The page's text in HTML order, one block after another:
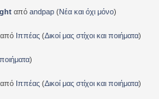
από andpap(Νέα και όχι μόνο)
από Ιππέας(Δικοί μας στίχοι και ποιήματα)
)
από Ιππέας(Δικοί μας στίχοι και ποιήματα)